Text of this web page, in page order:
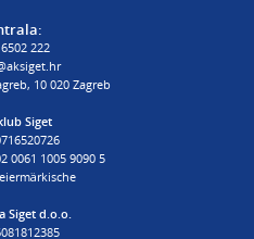
222
10 020 Zagreb
Siget
0061 1005 9090 5
Siget d.o.o.